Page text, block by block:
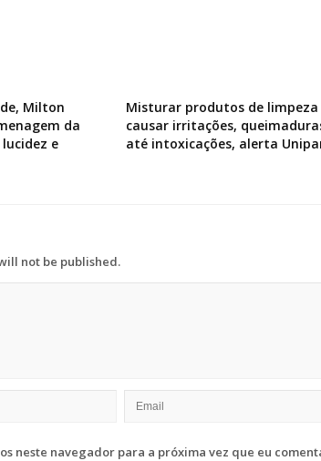
Milton
da
lucidez e
Misturar produtos de limpeza
causar irritações,
até intoxicações, alerta
not be published.
neste navegador para a próxima vez que eu